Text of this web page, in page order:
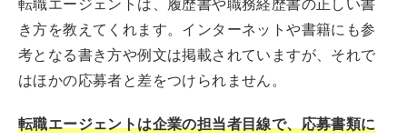
転職エージェントは、履歴書や職務経歴書の正しい書
き方を教えてくれます。インターネットや書籍にも参
考となる書き方や例文は掲載されていますが、それで
はほかの応募者と差をつけられません。
転職エージェントは企業の担当者目線で、応募書類に